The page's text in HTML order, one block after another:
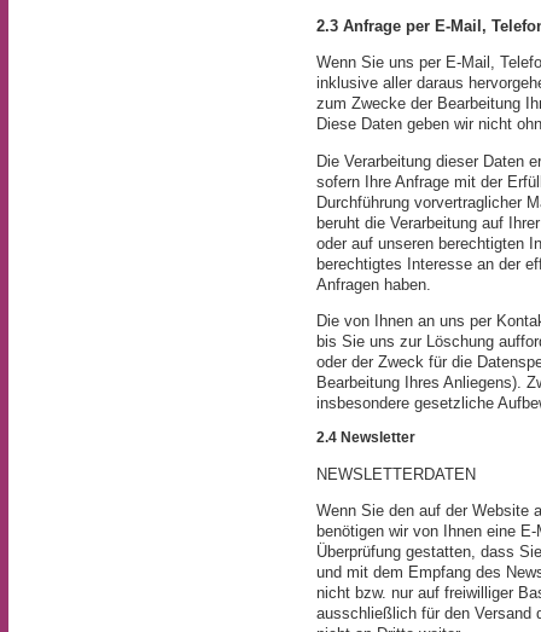
2.3 Anfrage per E-Mail,
Wenn Sie uns per E-Mail,
inklusive aller daraus
zum Zwecke der Bearbeitung
Diese Daten geben wir nicht
Die Verarbeitung dieser Daten
sofern Ihre Anfrage mit der
Durchführung vorvertraglicher
beruht die Verarbeitung auf
oder auf unseren berechtigten
berechtigtes Interesse an der
Anfragen haben.
Die von Ihnen an uns per
bis Sie uns zur Löschung
oder der Zweck für die
Bearbeitung Ihres Anliegens).
insbesondere gesetzliche
2.4 Newsletter
NEWSLETTERDATEN
Wenn Sie den auf der Website
benötigen wir von Ihnen eine
Überprüfung gestatten, dass
und mit dem Empfang des
nicht bzw. nur auf freiwilliger
ausschließlich für den Versand